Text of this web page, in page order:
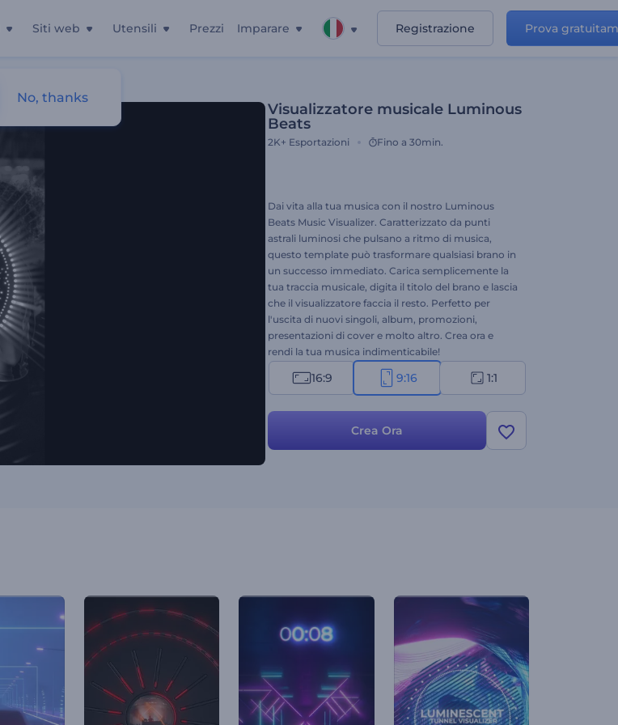
Siti web Utensili Prezzi Imparare Registrazione Prova
Visualizzatore musicale Luminous
Beats
2K+ Esportazioni Fino a 30min.
Dai vita alla tua musica con il nostro Luminous
Beats Music Visualizer. Caratterizzato da punti
astrali luminosi che pulsano a ritmo di musica,
questo template può trasformare qualsiasi brano in
un successo immediato. Carica semplicemente la
tua traccia musicale, digita il titolo del brano e lascia
che il visualizzatore faccia il resto. Perfetto per
l'uscita di nuovi singoli, album, promozioni,
presentazioni di cover e molto altro. Crea ora e
rendi la tua musica indimenticabile!
16:9 9:16 1:1
Crea Ora
No, thanks